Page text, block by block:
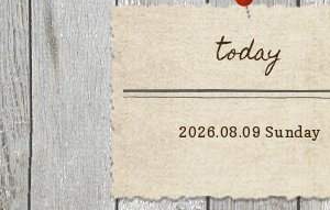
today
2026.08.09 Sunday